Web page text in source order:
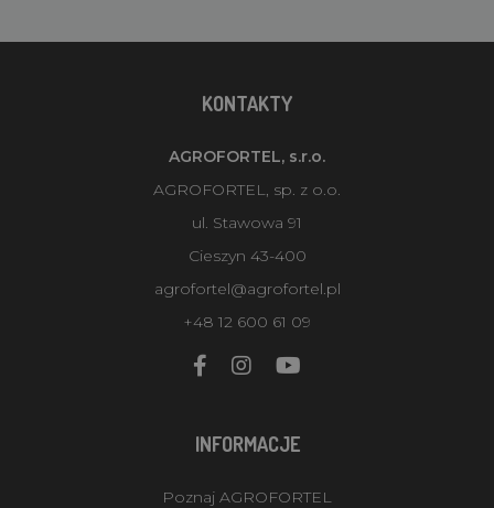
KONTAKTY
AGROFORTEL, s.r.o.
AGROFORTEL, sp. z o.o.
ul. Stawowa 91
Cieszyn 43-400
agrofortel@agrofortel.pl
+48 12 600 61 09
INFORMACJE
Poznaj AGROFORTEL